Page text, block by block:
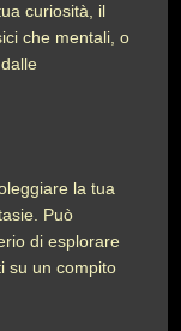
curiosità, il
che mentali, o
la tua
Può
di esplorare
su un compito